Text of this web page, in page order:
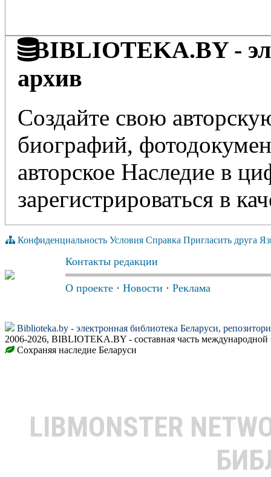
BIBLIOTEKA.BY -
архив
Создайте свою
биографий,
авторское Наследие в
зарегистрироваться в
Конфиденциальность Условия Справка Пригласить друга
Контакты редакции
О проекте · Новости · Реклама
Biblioteka.by - электронная библиотека Беларуси,
2006-2026, BIBLIOTEKA.BY - составная часть
Сохраняя наследие Беларуси
LIBMONSTER